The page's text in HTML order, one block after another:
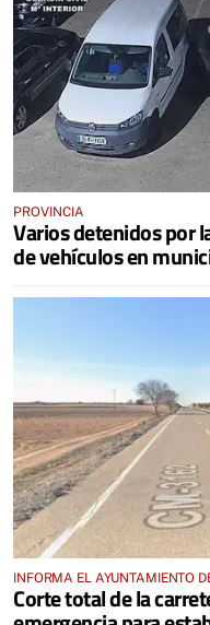
PROVINCIA
Varios detenidos por
de vehículos en
INFORMA EL AYUNTAMIENTO
Corte total de la